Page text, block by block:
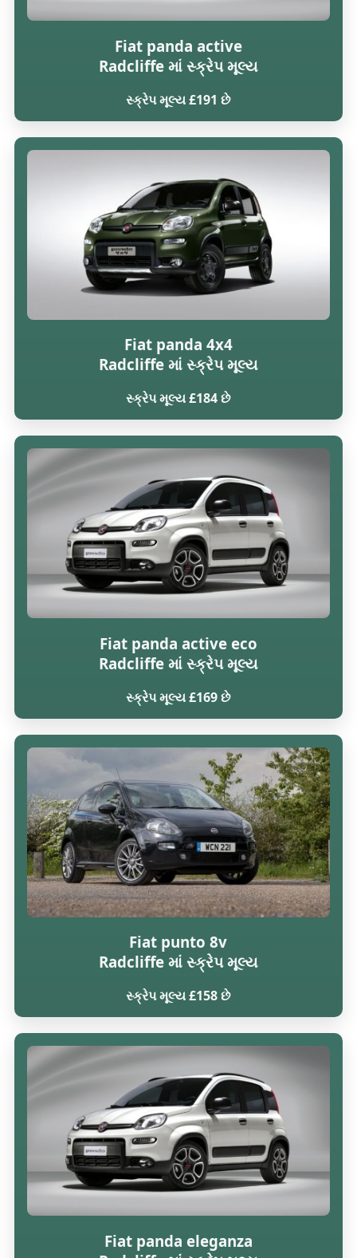
Fiat panda active
Radcliffe માં સ્ક્રેપ મૂલ્ય
સ્ક્રેપ મૂલ્ય £191 છે
Fiat panda 4x4
Radcliffe માં સ્ક્રેપ મૂલ્ય
સ્ક્રેપ મૂલ્ય £184 છે
Fiat panda active eco
Radcliffe માં સ્ક્રેપ મૂલ્ય
સ્ક્રેપ મૂલ્ય £169 છે
Fiat punto 8v
Radcliffe માં સ્ક્રેપ મૂલ્ય
સ્ક્રેપ મૂલ્ય £158 છે
Fiat panda eleganza